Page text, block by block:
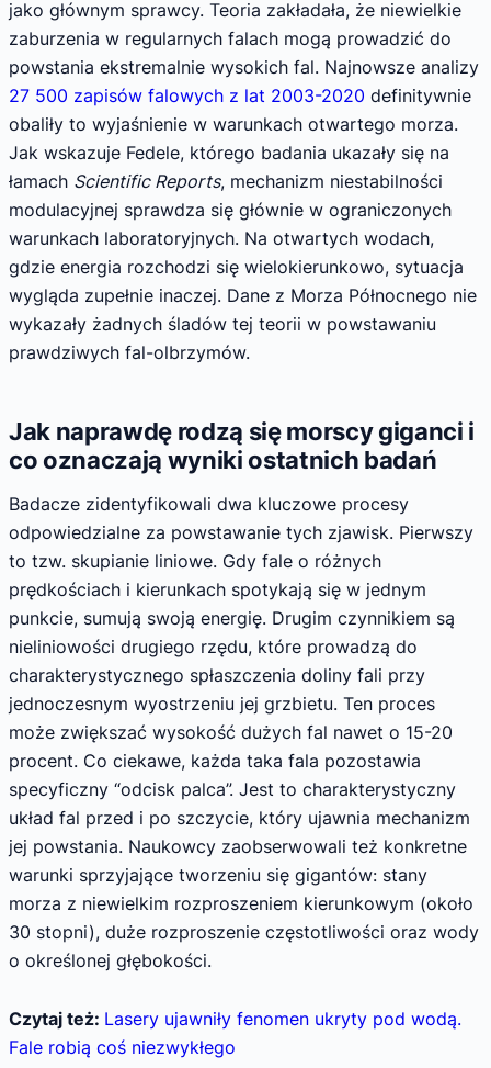
jako głównym sprawcy. Teoria zakładała, że niewielkie
zaburzenia w regularnych falach mogą prowadzić do
powstania ekstremalnie wysokich fal. Najnowsze analizy
27 500 zapisów falowych z lat 2003-2020 definitywnie
obaliły to wyjaśnienie w warunkach otwartego morza.
Jak wskazuje Fedele, którego badania ukazały się na
łamach Scientific Reports, mechanizm niestabilności
modulacyjnej sprawdza się głównie w ograniczonych
warunkach laboratoryjnych. Na otwartych wodach,
gdzie energia rozchodzi się wielokierunkowo, sytuacja
wygląda zupełnie inaczej. Dane z Morza Północnego nie
wykazały żadnych śladów tej teorii w powstawaniu
prawdziwych fal-olbrzymów.
Jak naprawdę rodzą się morscy giganci i
co oznaczają wyniki ostatnich badań
Badacze zidentyfikowali dwa kluczowe procesy
odpowiedzialne za powstawanie tych zjawisk. Pierwszy
to tzw. skupianie liniowe. Gdy fale o różnych
prędkościach i kierunkach spotykają się w jednym
punkcie, sumują swoją energię. Drugim czynnikiem są
nieliniowości drugiego rzędu, które prowadzą do
charakterystycznego spłaszczenia doliny fali przy
jednoczesnym wyostrzeniu jej grzbietu. Ten proces
może zwiększać wysokość dużych fal nawet o 15-20
procent. Co ciekawe, każda taka fala pozostawia
specyficzny “odcisk palca”. Jest to charakterystyczny
układ fal przed i po szczycie, który ujawnia mechanizm
jej powstania. Naukowcy zaobserwowali też konkretne
warunki sprzyjające tworzeniu się gigantów: stany
morza z niewielkim rozproszeniem kierunkowym (około
30 stopni), duże rozproszenie częstotliwości oraz wody
o określonej głębokości.
Czytaj też: Lasery ujawniły fenomen ukryty pod wodą.
Fale robią coś niezwykłego